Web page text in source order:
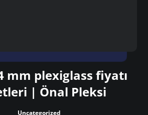
mm plexiglass fiyatı
| Önal Pleksi
Uncategorized